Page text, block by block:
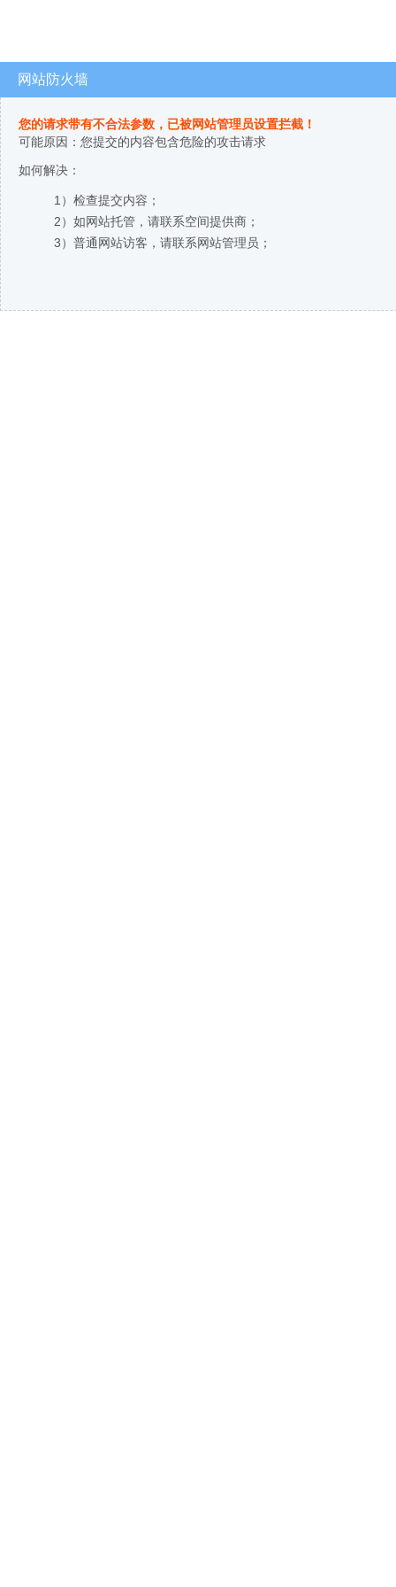
网站防火墙
您的请求带有不合法参数，已被网站管理员设置拦截！
可能原因：您提交的内容包含危险的攻击请求
如何解决：
1）检查提交内容；
2）如网站托管，请联系空间提供商；
3）普通网站访客，请联系网站管理员；